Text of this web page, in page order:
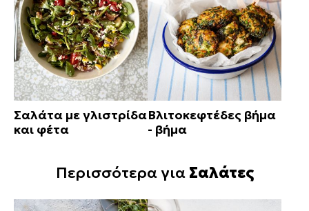
Σαλάτα με γλιστρίδα
και φέτα
Βλιτοκεφτέδες βήμα
- βήμα
Περισσότερα για Σαλάτες